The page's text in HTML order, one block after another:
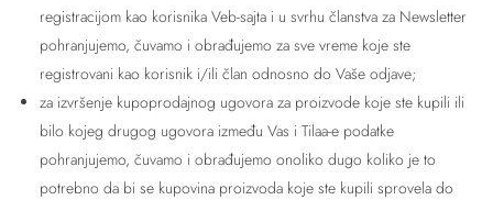
registracijom kao korisnika Veb-sajta i u svrhu članstva za Newsletter
pohranjujemo, čuvamo i obrađujemo za sve vreme koje ste
registrovani kao korisnik i/ili član odnosno do Vaše odjave;
za izvršenje kupoprodajnog ugovora za proizvode koje ste kupili ili
bilo kojeg drugog ugovora između Vas i Tilaa-e podatke
pohranjujemo, čuvamo i obrađujemo onoliko dugo koliko je to
potrebno da bi se kupovina proizvoda koje ste kupili sprovela do